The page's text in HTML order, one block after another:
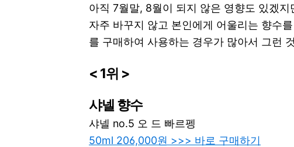
아직 7월말, 8월이 되지 않은 영향도 있겠
자주 바꾸지 않고 본인에게 어울리는 향수
를 구매하여 사용하는 경우가 많아서 그런
< 1위 >
샤넬 향수
샤넬 no.5 오 드 빠르펭
50ml 206,000원 >>> 바로 구매하기